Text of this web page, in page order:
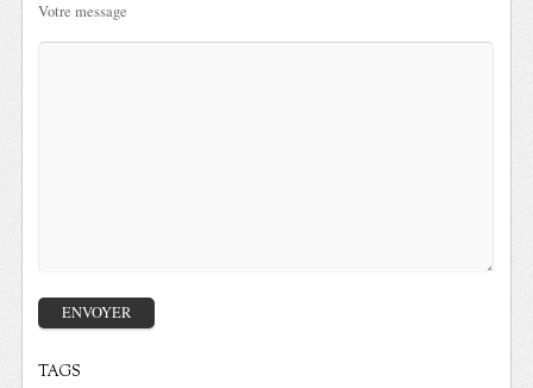
Votre message
TAGS